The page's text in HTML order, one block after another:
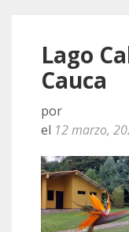
Lago
Cauca
por
el 12 marzo,